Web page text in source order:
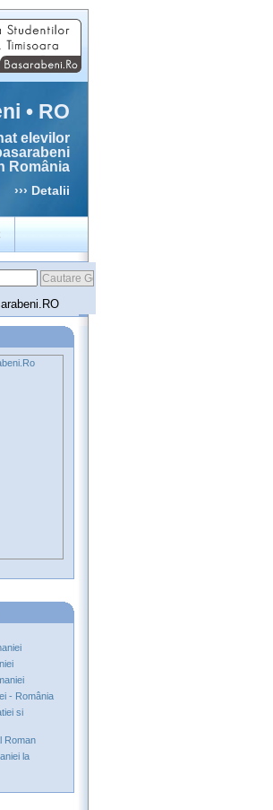
• RO
elevilor
România
››› Detalii
- România
si
Roman
la